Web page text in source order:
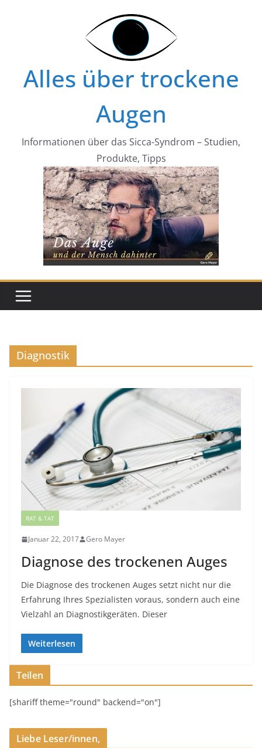
Alles über trockene
Augen
Informationen über das Sicca-Syndrom – Studien,
Produkte, Tipps
Diagnostik
RAT & TAT
Januar 22, 2017 Gero Mayer
Diagnose des trockenen Auges
Die Diagnose des trockenen Auges setzt nicht nur die
Erfahrung Ihres Spezialisten voraus, sondern auch eine
Vielzahl an Diagnostikgeräten. Dieser
Weiterlesen
Teilen
[shariff theme="round" backend="on"]
Liebe Leser/innen,